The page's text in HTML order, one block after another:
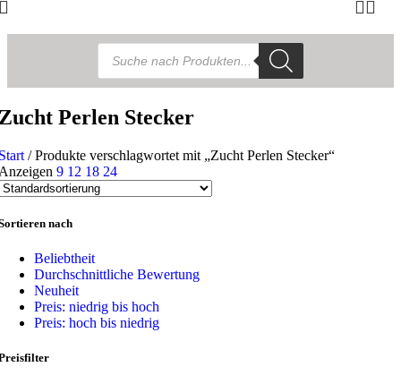
Products
search
Perlen Stecker
/ Produkte verschlagwortet mit „Zucht Perlen Stecker“
9 12 18 24
nach
Beliebtheit
Durchschnittliche Bewertung
Neuheit
Preis: niedrig bis hoch
Preis: hoch bis niedrig